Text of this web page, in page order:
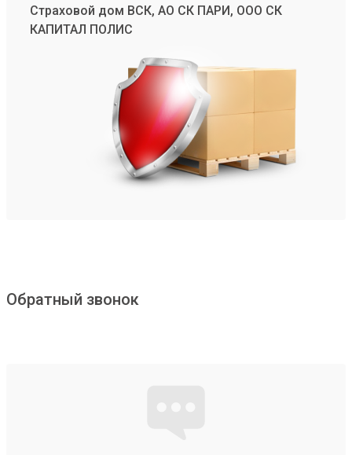
Страховой дом ВСК, АО СК ПАРИ, ООО СК
КАПИТАЛ ПОЛИС
Обратный звонок